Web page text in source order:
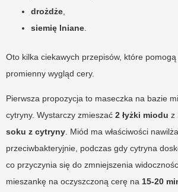
drożdże
siemię lniane
Oto kilka ciekawych przepisów, które
promienny wygląd cery.
Pierwsza propozycja to maseczka na bazie
cytryny. Wystarczy zmieszać 2 łyżki miodu z
soku z cytryny . Miód ma właściwości
przeciwbakteryjnie, podczas gdy cytryna
co przyczynia się do zmniejszenia
mieszankę na oczyszczoną cerę na 15-20